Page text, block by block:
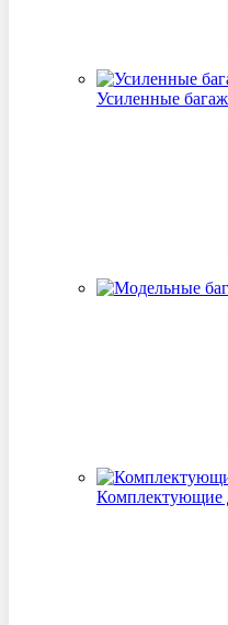
Усиленные
Комплектующие